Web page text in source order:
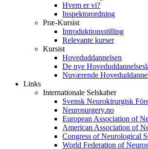
Hvem er vi?
Inspektorordning
Præ-Kursist
Introduktionsstilling
Relevante kurser
Kursist
Hoveduddannelsen
De nye
Nuværende
Links
Internationale Selskaber
Svensk Neurokirurgisk
Neurosurgery.no
European Association of
American Association of
Congress of Neurological
World Federation of